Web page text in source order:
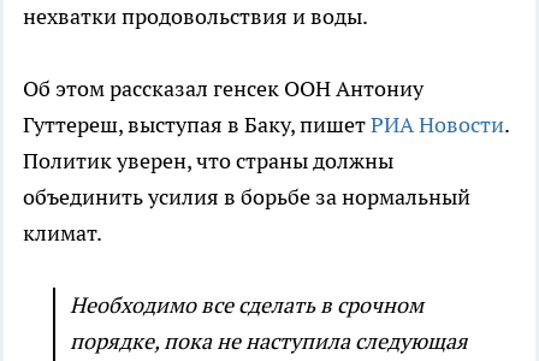
нехватки продовольствия и воды.
Об этом рассказал генсек ООН Антониу
Гуттереш, выступая в Баку, пишетРИА Новости.
Политик уверен, что страны должны
объединить усилия в борьбе за нормальный
климат.
Необходимо все сделать в срочном
порядке, пока не наступила следующая